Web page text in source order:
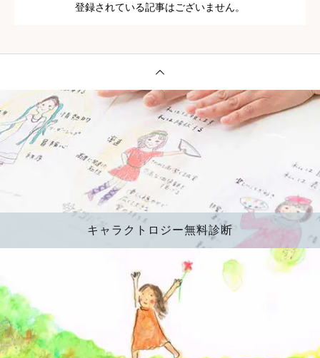
登録されている記事はございません。
キャラクトロジー無料診断